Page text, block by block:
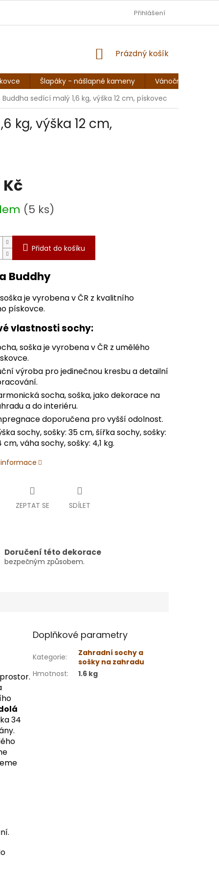
OBCHODNÍ PODMÍNKY
Přihlášení
NÁKUPNÍ
Prázdný košík
Šlapáky - nášlapné kameny
Vánoční sochy,
sedící malý 1,6 kg, výška 12 cm, pískovec
kg, výška 12 cm,
(5 ks)
Přidat do košíku
Buddhy
je vyrobena v ČR z kvalitního
pískovce.
vlastnosti sochy:
soška je vyrobena v ČR z umělého
výroba pro jedinečnou kresbu a detailní
socha, soška, jako dekorace na
a do interiéru.
doporučena pro vyšší odolnost.
sochy, sošky: 35 cm, šířka sochy, sošky:
cm, váha sochy, sošky: 4,1 kg.
ZEPTAT SE SDÍLET
Doručení této dekorace
bezpečným způsobem.
34
Doplňkové parametry
Kategorie:
Zahradní sochy a
sošky na zahradu
Hmotnost: 1.6 kg